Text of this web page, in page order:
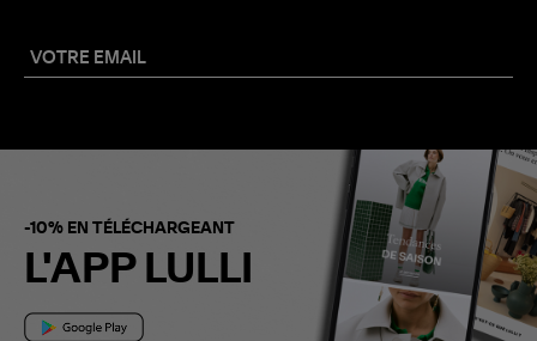
-10% EN TÉLÉCHARGEANT
L'APP LULLI